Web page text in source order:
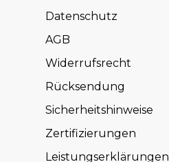
Datenschutz
AGB
Widerrufsrecht
Rücksendung
Sicherheitshinweise
Zertifizierungen
Leistungserklärungen